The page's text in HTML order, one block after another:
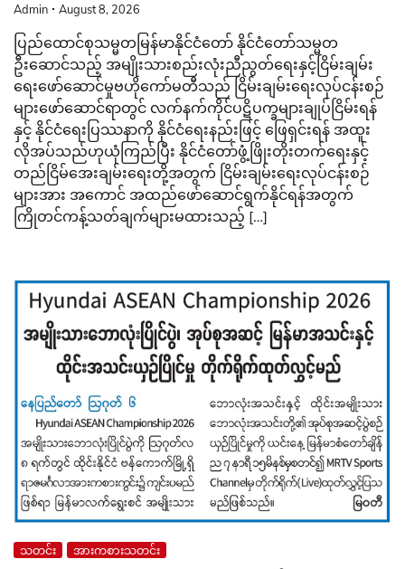
Admin August 8, 2026
ပြည်ထောင်စုသမ္မတမြန်မာနိုင်ငံတော် နိုင်ငံတော်သမ္မတ
ဦးဆောင်သည့် အမျိုးသားစည်းလုံးညီညွတ်ရေးနှင့်ငြိမ်းချမ်း
ရေးဖော်ဆောင်မှုဗဟိုကော်မတီသည် ငြိမ်းချမ်းရေးလုပ်ငန်းစဉ်
များဖော်ဆောင်ရာတွင် လက်နက်ကိုင်ပဋိပက္ခများချုပ်ငြိမ်းရန်
နှင့် နိုင်ငံရေးပြဿနာကို နိုင်ငံရေးနည်းဖြင့် ဖြေရှင်းရန် အထူး
လိုအပ်သည်ဟုယုံကြည်ပြီး နိုင်ငံတော်ဖွံ့ဖြိုးတိုးတက်ရေးနှင့်
တည်ငြိမ်အေးချမ်းရေးတို့အတွက် ငြိမ်းချမ်းရေးလုပ်ငန်းစဉ်
များအား အကောင် အထည်ဖော်ဆောင်ရွက်နိုင်ရန်အတွက်
ကြိုတင်ကန့်သတ်ချက်များမထားသည့် […]
သတင်း အားကစားသတင်း